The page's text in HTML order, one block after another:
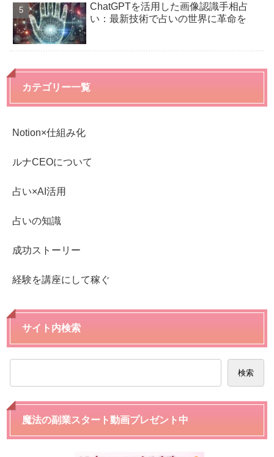
ChatGPTを活用した画像認識手相占
い：最新技術で占いの世界に革命を
カテゴリー一覧
Notion×仕組み化
ルナCEOについて
占い×AI活用
占いの知識
成功ストーリー
経験を講座にして稼ぐ
サイト内検索
検索
魔法の副業スタート動画プレゼント中